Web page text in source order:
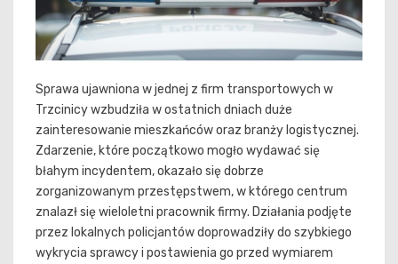
Sprawa ujawniona w jednej z firm transportowych w
Trzcinicy wzbudziła w ostatnich dniach duże
zainteresowanie mieszkańców oraz branży logistycznej.
Zdarzenie, które początkowo mogło wydawać się
błahym incydentem, okazało się dobrze
zorganizowanym przestępstwem, w którego centrum
znalazł się wieloletni pracownik firmy. Działania podjęte
przez lokalnych policjantów doprowadziły do szybkiego
wykrycia sprawcy i postawienia go przed wymiarem